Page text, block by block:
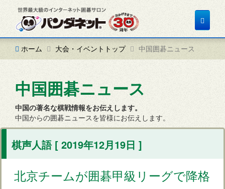
Toggle
ホーム
大会・イベントトップ 中国囲碁ニュース
中国囲碁ニュース
中国の著名な棋戦情報をお伝えします。
中国からの囲碁ニュースを皆様にお伝えします。
棋声人語 [ 2019年12月19日 ]
北京チームが囲碁甲級リーグで降格